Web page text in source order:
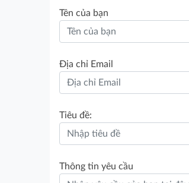
Tên của bạn
Địa chỉ Email
Tiêu đề:
Thông tin yêu cầu